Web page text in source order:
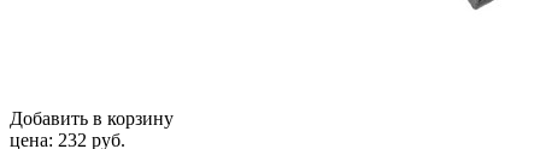
Добавить в корзину
цена: 232 руб.